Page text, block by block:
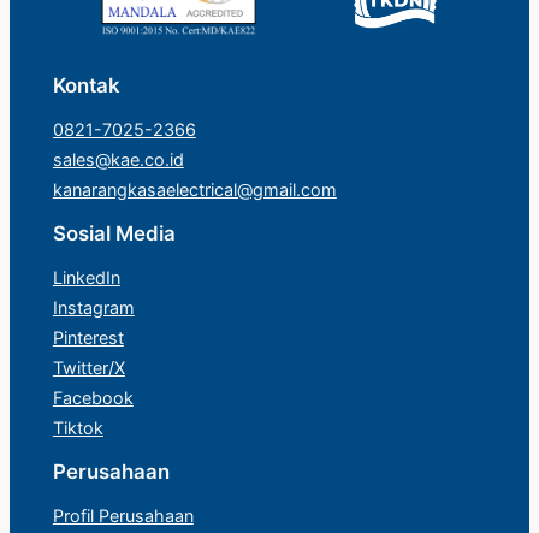
Kontak
0821-7025-2366
sales@kae.co.id
kanarangkasaelectrical@gmail.com
Sosial Media
LinkedIn
Instagram
Pinterest
Twitter/X
Facebook
Tiktok
Perusahaan
Profil Perusahaan